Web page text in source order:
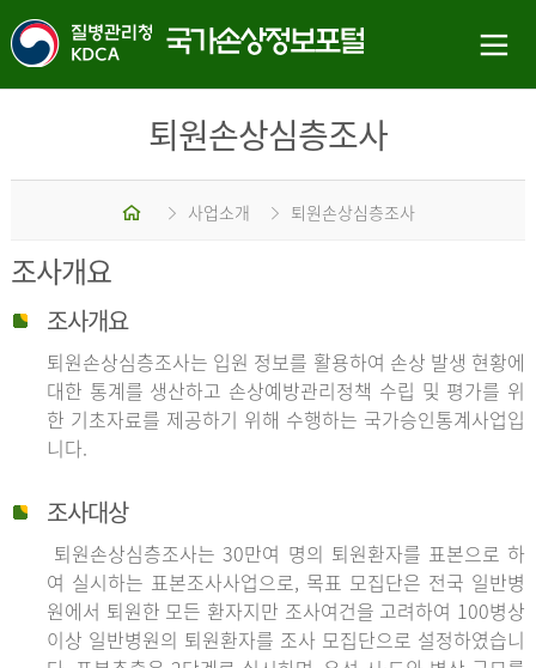
퇴원손상심층조사
홈 사업소개 퇴원손상심층조사
조사개요
조사개요
퇴원손상심층조사는 입원 정보를 활용하여 손상 발생 현황에
대한 통계를 생산하고 손상예방관리정책 수립 및 평가를 위
한 기초자료를 제공하기 위해 수행하는 국가승인통계사업입
니다.
조사대상
퇴원손상심층조사는 30만여 명의 퇴원환자를 표본으로 하
여 실시하는 표본조사사업으로, 목표 모집단은 전국 일반병
원에서 퇴원한 모든 환자지만 조사여건을 고려하여 100병상
이상 일반병원의 퇴원환자를 조사 모집단으로 설정하였습니